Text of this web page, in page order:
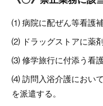
⑴ 病院に配ぜん等看護
⑵ ドラッグストアに薬剤
⑶ 修学旅行に付添う看護
⑷ 訪問入浴介護におい
を派遣する。